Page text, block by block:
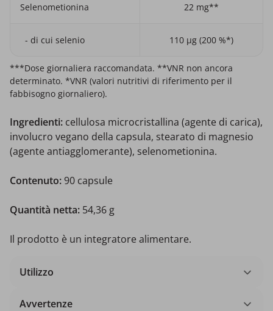
Selenometionina 22 mg**
- di cui selenio 110 µg (200 %*)
***Dose giornaliera raccomandata. **VNR non ancora
determinato. *VNR (valori nutritivi di riferimento per il
fabbisogno giornaliero).
Ingredienti: cellulosa microcristallina (agente di carica),
involucro vegano della capsula, stearato di magnesio
(agente antiagglomerante), selenometionina.
Contenuto:90 capsule
Quantità netta: 54,36 g
Il prodotto è un integratore alimentare.
Utilizzo
Avvertenze